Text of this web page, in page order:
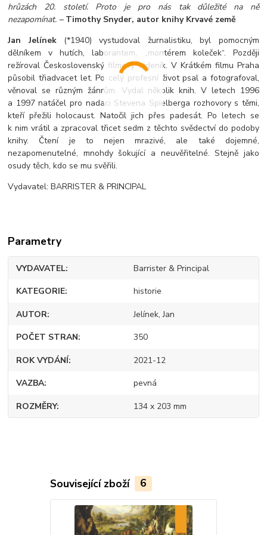
hrůzách 20. století. Proto je pro nás tak důležité na ně
nezapomínat. – Timothy Snyder, autor knihy Krvavé země
Jan Jelínek (*1940) vystudoval žurnalistiku, byl pomocným
dělníkem v hutích, laborantem, „montérem koleček“. Později
režíroval Československý filmový týdeník. V Krátkém filmu Praha
působil třiadvacet let. Po celý profesní život psal a fotografoval,
věnoval se různým žánrům. Vydal několik knih. V letech 1996
a 1997 natáčel pro nadaci Stevena Spielberga rozhovory s těmi,
kteří přežili holocaust. Natočil jich přes padesát. Po letech se
k nim vrátil a zpracoval třicet sedm z těchto svědectví do podoby
knihy. Čtení je to nejen mrazivé, ale také dojemné,
nezapomenutelné, mnohdy šokující a neuvěřitelné. Stejně jako
osudy těch, kdo se mu svěřili.
Vydavatel: BARRISTER & PRINCIPAL
Parametry
VYDAVATEL Barrister & Principal
KATEGORIE historie
AUTOR Jelínek, Jan
POČET STRAN 350
ROK VYDÁNÍ 2021-12
VAZBA pevná
ROZMĚRY 134 x 203 mm
Související zboží 6